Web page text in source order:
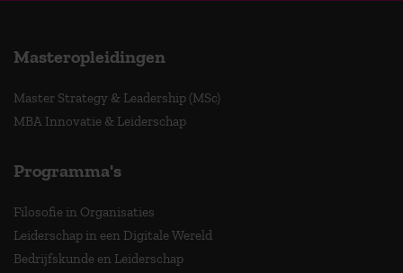
Masteropleidingen
Master Strategy & Leadership (MSc)
MBA Innovatie & Leiderschap
Programma's
Filosofie in Organisaties
Leiderschap in een Digitale Wereld
Bedrijfskunde en Leiderschap